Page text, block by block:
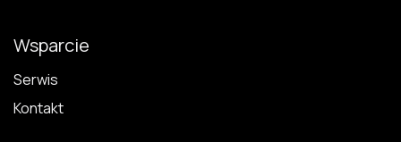
Wsparcie
Serwis
Kontakt